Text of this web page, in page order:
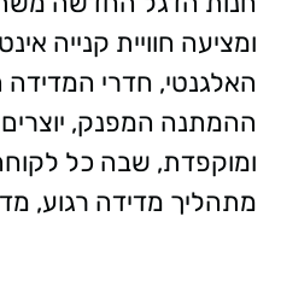
ומציעה חוויית קנייה
האלגנטי, חדרי המדידה
ההמתנה המפנק,
ומוקפדת, שבה כל
מתהליך מדידה רגוע,